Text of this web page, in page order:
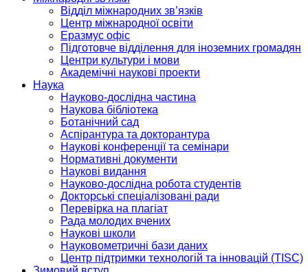
Відділ міжнародних зв’язків
Центр міжнародної освіти
Еразмус офіс
Підготовче відділення для іноземних громадян
Центри культури і мови
Академічні наукові проекти
Наука
Науково-дослідна частина
Наукова бібліотека
Ботанічний сад
Аспірантура та докторантура
Наукові конференції та семінари
Нормативні документи
Наукові видання
Науково-дослідна робота студентів
Докторські спеціалізовані ради
Перевірка на плагіат
Рада молодих вчених
Наукові школи
Науковометричні бази даних
Центр підтримки технологій та інновацій (TISC)